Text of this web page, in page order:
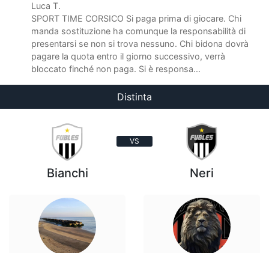
Luca T.
SPORT TIME CORSICO Si paga prima di giocare. Chi
manda sostituzione ha comunque la responsabilità di
presentarsi se non si trova nessuno. Chi bidona dovrà
pagare la quota entro il giorno successivo, verrà
bloccato finché non paga. Si è responsa...
Distinta
VS
Bianchi Neri